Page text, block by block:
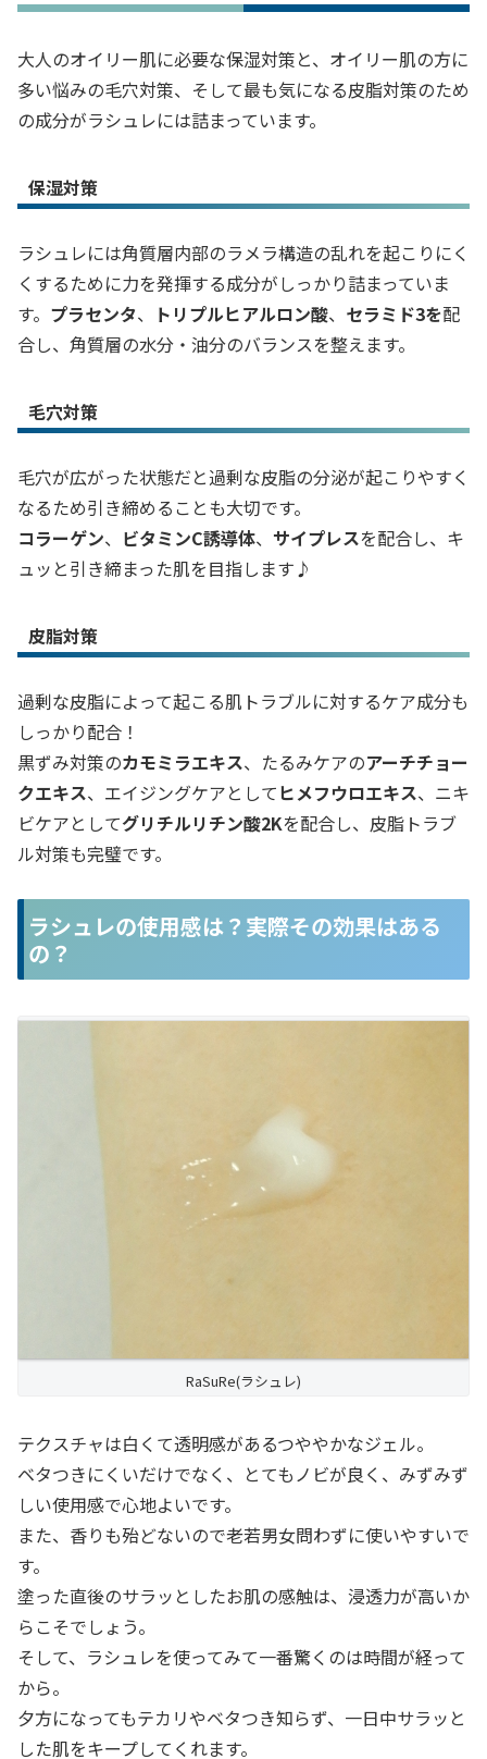
大人のオイリー肌に必要な保湿対策と、オイリー肌の方に
多い悩みの毛穴対策、そして最も気になる皮脂対策のため
の成分がラシュレには詰まっています。
保湿対策
ラシュレには角質層内部のラメラ構造の乱れを起こりにく
くするために力を発揮する成分がしっかり詰まっていま
す。 プラセンタ、 トリプルヒアルロン酸、 セラミド3を配
合し、角質層の水分・油分のバランスを整えます。
毛穴対策
毛穴が広がった状態だと過剰な皮脂の分泌が起こりやすく
なるため引き締めることも大切です。
コラーゲン、 ビタミンC誘導体、 サイプレスを配合し、キ
ュッと引き締まった肌を目指します♪
皮脂対策
過剰な皮脂によって起こる肌トラブルに対するケア成分も
しっかり配合！
黒ずみ対策のカモミラエキス、たるみケアのアーチチョー
クエキス、エイジングケアとしてヒメフウロエキス、ニキ
ビケアとしてグリチルリチン酸2Kを配合し、皮脂トラブ
ル対策も完璧です。
ラシュレの使用感は？実際その効果はある
の？
RaSuRe(ラシュレ)
テクスチャは白くて透明感があるつややかなジェル。
ベタつきにくいだけでなく、とてもノビが良く、みずみず
しい使用感で心地よいです。
また、香りも殆どないので老若男女問わずに使いやすいで
す。
塗った直後のサラッとしたお肌の感触は、浸透力が高いか
らこそでしょう。
そして、ラシュレを使ってみて一番驚くのは時間が経って
から。
夕方になってもテカリやベタつき知らず、一日中サラッと
した肌をキープしてくれます。